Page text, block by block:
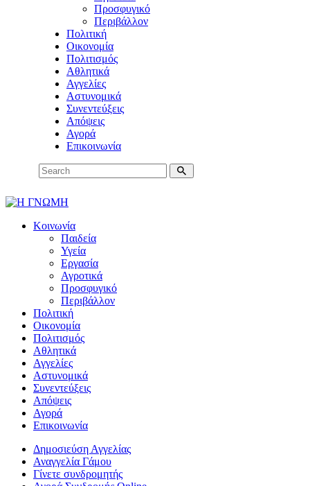
Προσφυγικό
Περιβάλλον
Πολιτική
Οικονομία
Πολιτισμός
Αθλητικά
Αγγελίες
Αστυνομικά
Συνεντεύξεις
Απόψεις
Αγορά
Επικοινωνία
Κοινωνία
Παιδεία
Υγεία
Εργασία
Αγροτικά
Προσφυγικό
Περιβάλλον
Πολιτική
Οικονομία
Πολιτισμός
Αθλητικά
Αγγελίες
Αστυνομικά
Συνεντεύξεις
Απόψεις
Αγορά
Επικοινωνία
Δημοσιεύση Αγγελίας
Αναγγελία Γάμου
Γίνετε συνδρομητής